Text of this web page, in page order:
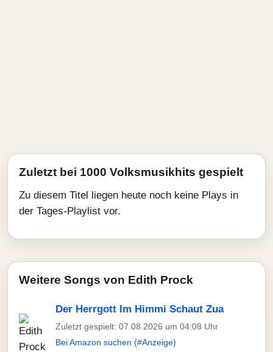
Zuletzt bei 1000 Volksmusikhits gespielt
Zu diesem Titel liegen heute noch keine Plays in
der Tages-Playlist vor.
Weitere Songs von Edith Prock
Der Herrgott Im Himmi Schaut Zua
Zuletzt gespielt: 07.08.2026 um 04:08 Uhr
Bei Amazon suchen (#Anzeige)